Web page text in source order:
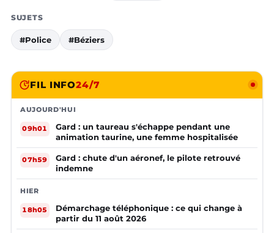
SUJETS
#Police #Béziers
FIL INFO24/7
AUJOURD'HUI
09h01
Gard : un taureau s'échappe pendant une
animation taurine, une femme hospitalisée
07h59
Gard : chute d'un aéronef, le pilote retrouvé
indemne
HIER
18h05
Démarchage téléphonique : ce qui change à
partir du 11 août 2026